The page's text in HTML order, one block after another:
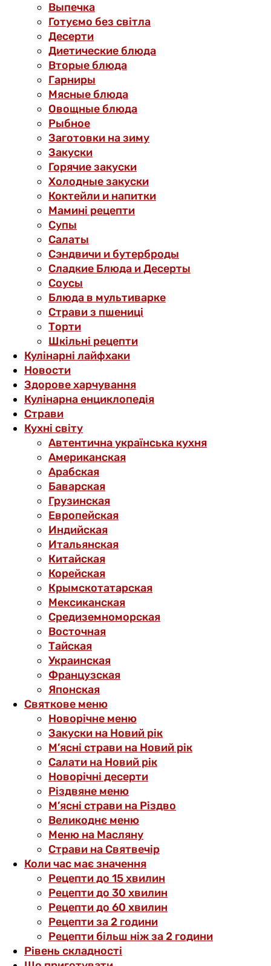
Выпечка
Готуємо без світла
Десерти
Диетические блюда
Вторые блюда
Гарниры
Мясные блюда
Овощные блюда
Рыбное
Заготовки на зиму
Закуски
Горячие закуски
Холодные закуски
Коктейли и напитки
Мамині рецепти
Супы
Салаты
Сэндвичи и бутерброды
Сладкие Блюда и Десерты
Соусы
Блюда в мультиварке
Страви з пшениці
Торти
Шкільні рецепти
Кулінарні лайфхаки
Новости
Здорове харчування
Кулінарна енциклопедія
Страви
Кухні світу
Автентична українська кухня
Американская
Арабская
Баварская
Грузинская
Европейская
Индийская
Итальянская
Китайская
Корейская
Крымскотатарская
Мексиканская
Средиземноморская
Восточная
Тайская
Украинская
Французская
Японская
Святкове меню
Новорічне меню
Закуски на Новий рік
М’ясні страви на Новий рік
Салати на Новий рік
Новорічні десерти
Різдвяне меню
М’ясні страви на Різдво
Великоднє меню
Меню на Масляну
Страви на Святвечір
Коли час має значення
Рецепти до 15 хвилин
Рецепти до 30 хвилин
Рецепти до 60 хвилин
Рецепти за 2 години
Рецепти більш ніж за 2 години
Рівень складності